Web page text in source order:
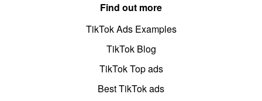
Find out more
TikTok Ads Examples
TikTok Blog
TikTok Top ads
Best TikTok ads